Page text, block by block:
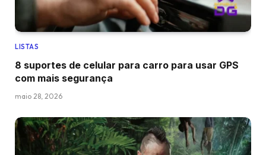
LISTAS
8 suportes de celular para carro para usar GPS
com mais segurança
maio 28, 2026